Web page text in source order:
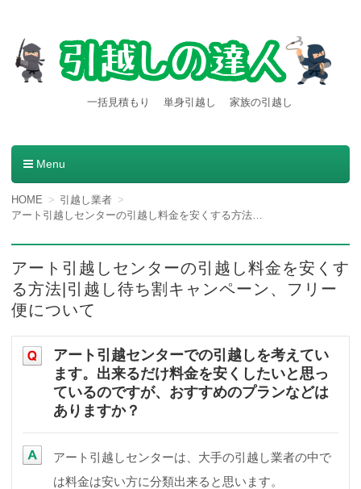
【引越しの達人】東京都内発
引越し料金一括見積もりサービスを利用すると引越し料金
一括見積もり 単身引越し 家族の引越し
Menu
コンテンツへ移動
HOME
引越し業者
アート引越しセンターの引越し料金を安くする方法|引越し待ち割キャンペーン、フリー便について
アート引越しセンターの引越し料金を安くす
る方法|引越し待ち割キャンペーン、フリー
便について
アート引越センターでの引越しを考えてい
ます。出来るだけ料金を安くしたいと思っ
ているのですが、おすすめのプランなどは
ありますか？
アート引越しセンターは、大手の引越し業者の中で
は料金は安い方に分類出来ると思います。